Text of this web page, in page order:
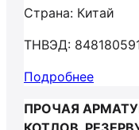
Страна: Китай
ТНВЭД:
Подробнее
ПРОЧАЯ